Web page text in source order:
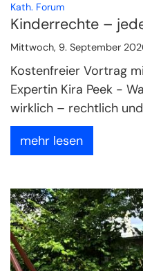
Kath. Forum
Kinderrechte –
Mittwoch, 9. September
Kostenfreier Vortrag
Expertin Kira Peek -
wirklich – rechtlich
mehr lesen